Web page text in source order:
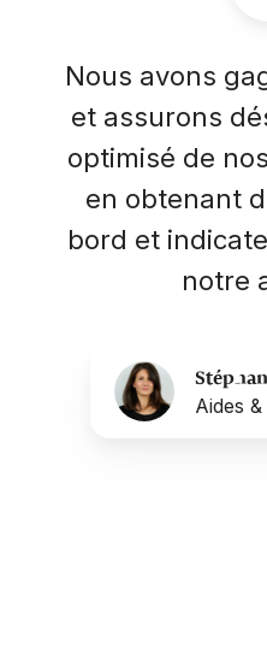
Nous avons
et assurons
optimisé de
en obtenant
bord et
notre
Aides